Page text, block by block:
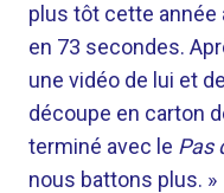
plus tôt cette année
en 73 secondes.
une vidéo de lui et
découpe en carton
terminé avec le Pas
nous battons plus. »